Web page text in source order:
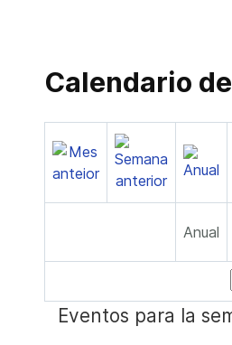
Calendario
Anual
Eventos para la